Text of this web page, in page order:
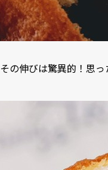
その伸びは驚異的！思っ